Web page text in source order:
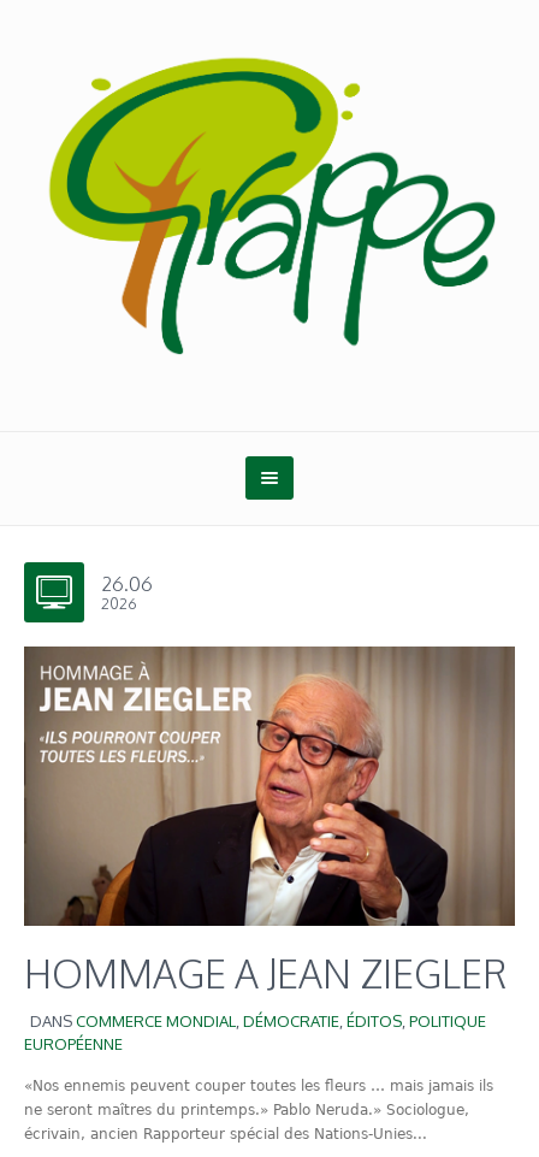
26.06
2026
HOMMAGE A JEAN ZIEGLER
DANSCOMMERCE MONDIAL,DÉMOCRATIE,ÉDITOS,POLITIQUE
EUROPÉENNE
«Nos ennemis peuvent couper toutes les fleurs … mais jamais ils
ne seront maîtres du printemps.» Pablo Neruda.» Sociologue,
écrivain, ancien Rapporteur spécial des Nations-Unies...